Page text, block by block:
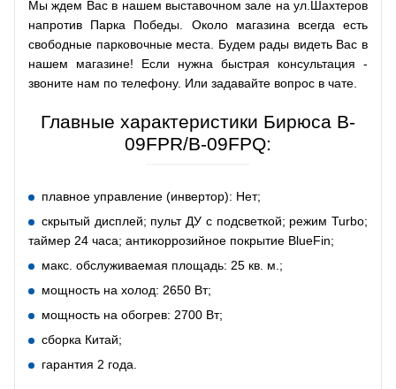
Мы ждем Вас в нашем выставочном зале на ул.Шахтеров
напротив Парка Победы. Около магазина всегда есть
свободные парковочные места. Будем рады видеть Вас в
нашем магазине! Если нужна быстрая консультация -
звоните нам по телефону. Или задавайте вопрос в чате.
Главные характеристики Бирюса B-
09FPR/B-09FPQ:
плавное управление (инвертор): Нет;
скрытый дисплей; пульт ДУ с подсветкой; режим Turbo;
таймер 24 часа; антикоррозийное покрытие BlueFin;
макс. обслуживаемая площадь: 25 кв. м.;
мощность на холод: 2650 Вт;
мощность на обогрев: 2700 Вт;
сборка Китай;
гарантия 2 года.